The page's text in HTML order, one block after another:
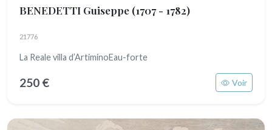
BENEDETTI Guiseppe (1707 - 1782)
21776
La Reale villa d’ArtiminoEau-forte
250 € Voir